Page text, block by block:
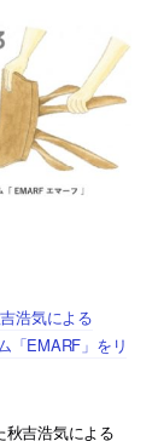
浩気による
「EMARF」をリ
秋吉浩気による